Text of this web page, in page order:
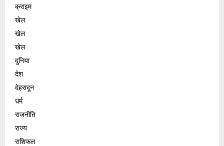
क्राइम
खेल
खेल
खेल
दुनिया
देश
देहरादून
धर्म
राजनीति
राज्य
राशिफल